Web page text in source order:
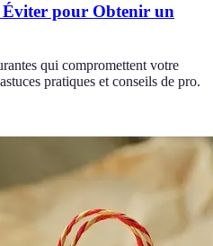
Éviter pour Obtenir un
qui compromettent votre
pratiques et conseils de pro.